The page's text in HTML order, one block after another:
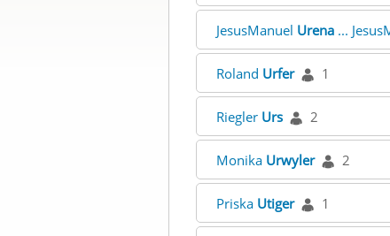
JesusManuel Urena...
Roland Urfer 1
Riegler Urs 2
Monika Urwyler 2
Priska Utiger 1